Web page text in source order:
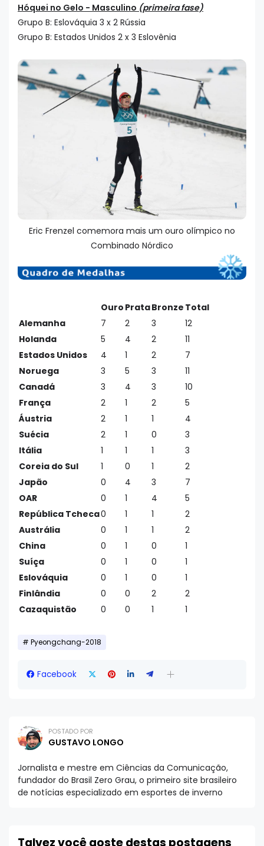
Hóquei no Gelo - Masculino (primeira fase)
Grupo B: Eslováquia 3 x 2 Rússia
Grupo B: Estados Unidos 2 x 3 Eslovênia
Eric Frenzel comemora mais um ouro olímpico no
Combinado Nórdico
Ouro PrataBronze Total
Alemanha
7 2 3
12
Holanda
5 4 2
11
Estados Unidos
4 1 2
7
Noruega
3 5 3
11
Canadá
3 4 3
10
França
2 1 2
5
Áustria
2 1 1
4
Suécia
2 1 0
3
Itália
1 1 1
3
Coreia do Sul
1 0 1
2
Japão
0 4 3
7
OAR
0 1 4
5
República Tcheca0 1 1
2
Austrália
0 1 1
2
China
0 1 0
1
Suíça
0 1 0
1
Eslováquia
0 1 0
1
Finlândia
0 0 2
2
Cazaquistão
0 0 1 1
Pyeongchang-2018
Facebook
POSTADO POR
GUSTAVO LONGO
Jornalista e mestre em Ciências da Comunicação,
fundador do Brasil Zero Grau, o primeiro site brasileiro
de notícias especializado em esportes de inverno
Talvez você goste destas postagens